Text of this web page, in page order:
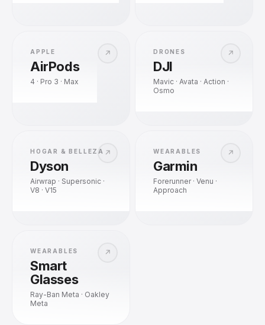
↗
APPLE
AirPods
4 · Pro 3 · Max
↗
DRONES
DJI
Mavic · Avata · Action ·
Osmo
↗
HOGAR & BELLEZA
Dyson
Airwrap · Supersonic ·
V8 · V15
↗
WEARABLES
Garmin
Forerunner · Venu ·
Approach
↗
WEARABLES
Smart
Glasses
Ray-Ban Meta · Oakley
Meta